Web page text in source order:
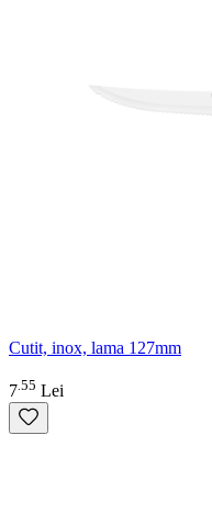
Cutit, inox, lama 127mm
7 55 Lei